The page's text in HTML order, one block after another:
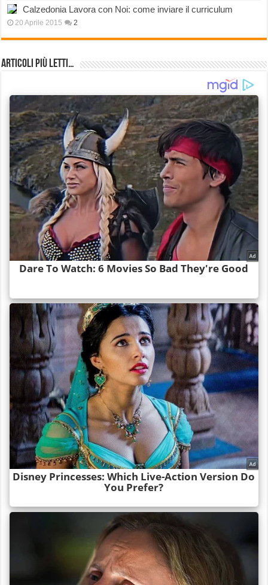
Calzedonia Lavora con Noi: come inviare il curriculum
20 Aprile 2015 2
Articoli più Letti…